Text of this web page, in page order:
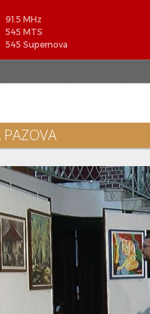
91.5 MHz
545 MTS
545 Supernova
PAZOVA